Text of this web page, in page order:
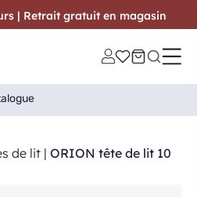
de lit | ORION tête de lit 10
| Retrait gratuit en magasin